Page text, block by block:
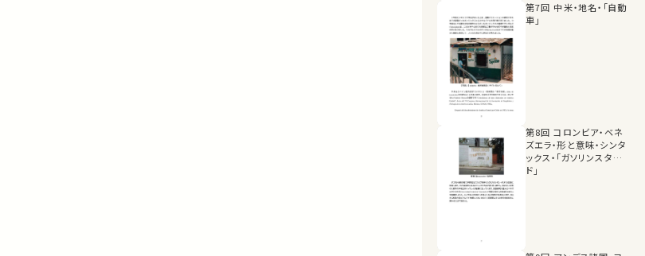
第7回 中米・地名・「自動
車」
第8回 コロンビア・ベネ
ズエラ・形と意味・シンタ
ックス・「ガソリンスタン
ド」